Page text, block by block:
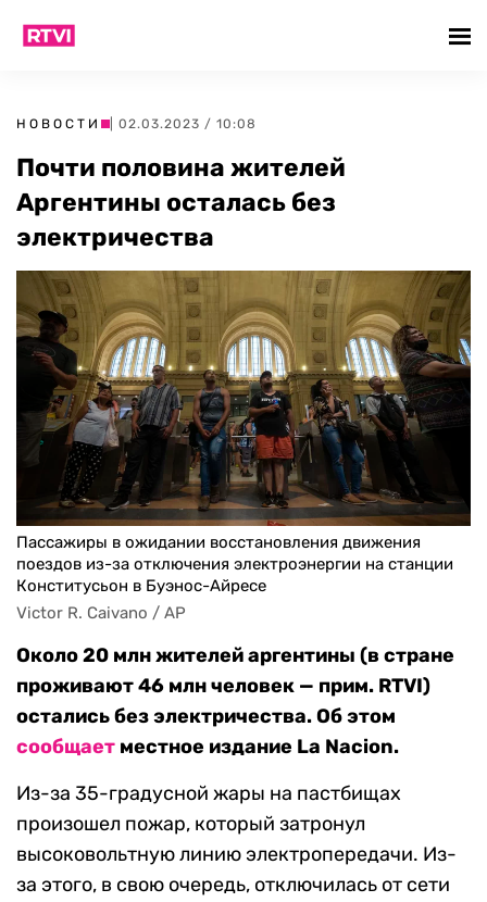
НОВОСТИ | 02.03.2023 / 10:08
Почти половина жителей
Аргентины осталась без
электричества
Пассажиры в ожидании восстановления движения
поездов из-за отключения электроэнергии на станции
Конститусьон в Буэнос-Айресе
Victor R. Caivano / AP
Около 20 млн жителей аргентины (в стране
проживают 46 млн человек — прим. RTVI)
остались без электричества. Об этом
сообщает местное издание La Nacion.
Из-за 35-градусной жары на пастбищах
произошел пожар, который затронул
высоковольтную линию электропередачи. Из-
за этого, в свою очередь, отключилась от сети